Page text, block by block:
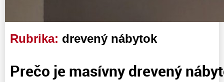
Rubrika: drevený nábytok
Prečo je masívny drevený